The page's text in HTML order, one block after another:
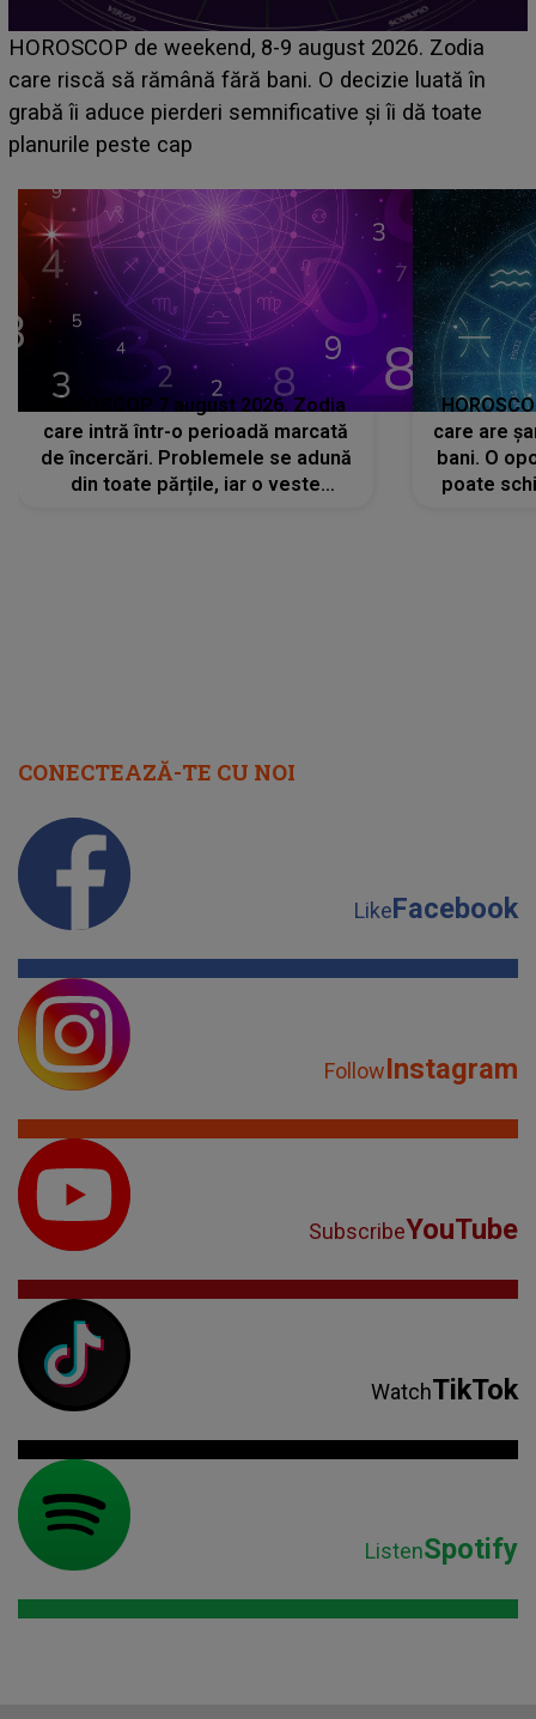
Emanuel a ținut ACEST DETALIU ASCUNS până
acum! În fața Alexandrei, concurentul din Casa Iubirii
face o MĂRTURISIRE NEAȘTEPTATĂ despre mama
sa: "I-am spus și ei în față, eu nu te iubesc pentru
HOROSCOP 7 august 2026. Zodia
care intră într-o perioadă marcată
de încercări. Problemele se adună
din toate părțile, iar o veste
care are
bani. O
poate
CONECTEAZĂ-TE CU NOI
LikeFacebook
FollowInstagram
SubscribeYouTube
WatchTikTok
ListenSpotify